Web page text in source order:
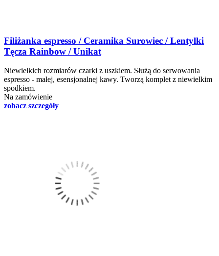
Filiżanka espresso / Ceramika Surowiec / Lentylki
Tęcza Rainbow / Unikat
Niewielkich rozmiarów czarki z uszkiem. Służą do serwowania
espresso - małej, esensjonalnej kawy. Tworzą komplet z niewielkim
spodkiem.
Na zamówienie
zobacz szczegóły